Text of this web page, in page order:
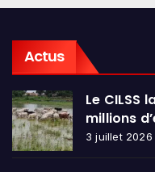
Actus
Le CILSS
millions
3 juillet 2026